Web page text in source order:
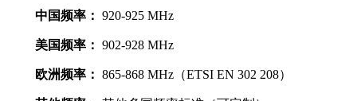
中国频率： 920-925 MHz
美国频率： 902-928 MHz
欧洲频率： 865-868 MHz（ETSI EN 302 208）